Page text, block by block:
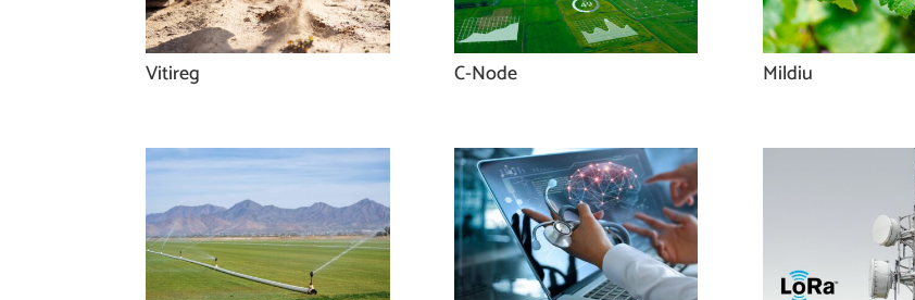
Vitireg C-Node Mildiu